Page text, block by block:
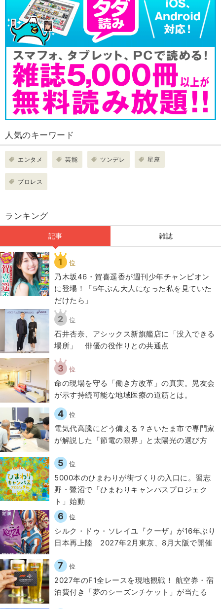
人気のキーワード
エンタメ 芸能 ツンデレ 星座
プロレス
ランキング
記事 雑誌
1 位
乃木坂46・賀喜遥香が週刊少年チャンピオン
に登場！「5年ぶん大人になった私を見ていた
だけたら」
2 位
石井杏奈、アシックス新旗艦店に「没入できる
場所」 俳優の役作りとの共通点
3 位
​命の現場を守る「働き方改革」の真実。晃友会
が示す持続可能な地域医療の道筋とは。
4 位
電気代高騰にどう備える？さいたま市で専門家
が解説した「節電の限界」と太陽光の選び方
5 位
5000本のひまわりが街づくりの入口に。習志
野・鷺沼で「ひまわりキャンパスプロジェク
ト」始動
6 位
シルク・ドゥ・ソレイユ『クーザ』が16年ぶり
日本再上陸 2027年2月東京、8月大阪で開催
7 位
2027年のF1全レースを現地観戦！ 航空券・宿
泊費付き「夢のシーズンチケット」が当たる